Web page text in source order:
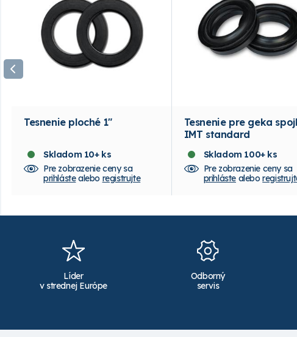
Tesnenie ploché 1"
Skladom 10+ ks
Pre zobrazenie ceny sa
prihlástealebo registrujte
Tesnenie pre geka
IMT standard
Skladom 100+ ks
Pre zobrazenie ceny sa
prihláste alebo
Líder
v strednej Európe
Odborný
servis